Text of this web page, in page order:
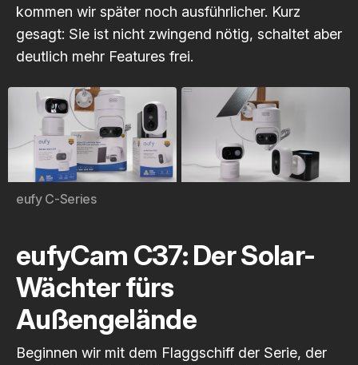
kommen wir später noch ausführlicher. Kurz
gesagt: Sie ist nicht zwingend nötig, schaltet aber
deutlich mehr Features frei.
eufy C-Series
eufyCam C37: Der Solar-
Wächter fürs
Außengelände
Beginnen wir mit dem Flaggschiff der Serie, der